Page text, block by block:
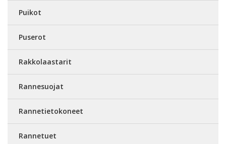
Puikot
Puserot
Rakkolaastarit
Rannesuojat
Rannetietokoneet
Rannetuet